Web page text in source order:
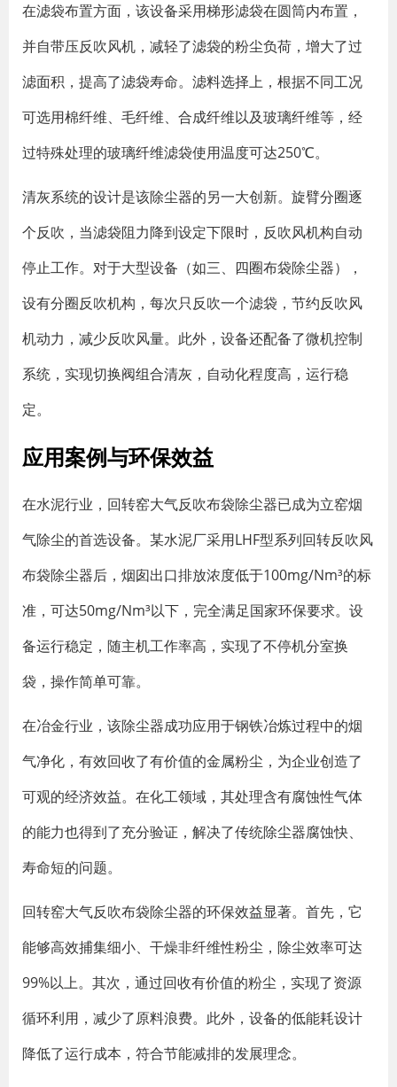
在滤袋布置方面，该设备采用梯形滤袋在圆筒内布置，
并自带压反吹风机，减轻了滤袋的粉尘负荷，增大了过
滤面积，提高了滤袋寿命。滤料选择上，根据不同工况
可选用棉纤维、毛纤维、合成纤维以及玻璃纤维等，经
过特殊处理的玻璃纤维滤袋使用温度可达250℃。
清灰系统的设计是该除尘器的另一大创新。旋臂分圈逐
个反吹，当滤袋阻力降到设定下限时，反吹风机构自动
停止工作。对于大型设备（如三、四圈布袋除尘器），
设有分圈反吹机构，每次只反吹一个滤袋，节约反吹风
机动力，减少反吹风量。此外，设备还配备了微机控制
系统，实现切换阀组合清灰，自动化程度高，运行稳
定。
应用案例与环保效益
在水泥行业，回转窑大气反吹布袋除尘器已成为立窑烟
气除尘的首选设备。某水泥厂采用LHF型系列回转反吹风
布袋除尘器后，烟囱出口排放浓度低于100mg/Nm³的标
准，可达50mg/Nm³以下，完全满足国家环保要求。设
备运行稳定，随主机工作率高，实现了不停机分室换
袋，操作简单可靠。
在冶金行业，该除尘器成功应用于钢铁冶炼过程中的烟
气净化，有效回收了有价值的金属粉尘，为企业创造了
可观的经济效益。在化工领域，其处理含有腐蚀性气体
的能力也得到了充分验证，解决了传统除尘器腐蚀快、
寿命短的问题。
回转窑大气反吹布袋除尘器的环保效益显著。首先，它
能够高效捕集细小、干燥非纤维性粉尘，除尘效率可达
99%以上。其次，通过回收有价值的粉尘，实现了资源
循环利用，减少了原料浪费。此外，设备的低能耗设计
降低了运行成本，符合节能减排的发展理念。